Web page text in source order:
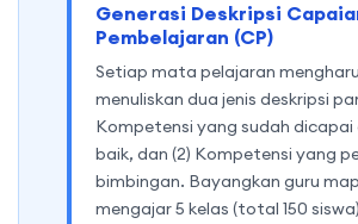
Generasi Deskripsi
Pembelajaran (CP)
Setiap mata pelajaran
menuliskan dua jenis deskripsi
Kompetensi yang sudah dicapai
baik, dan (2) Kompetensi yang
bimbingan. Bayangkan guru
mengajar 5 kelas (total 150